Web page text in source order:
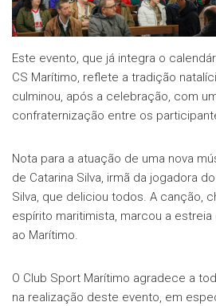
Este evento, que já integra o
CS Marítimo, reflete a tradição
culminou, após a celebração, com
confraternização entre os
Nota para a atuação de uma nova
de Catarina Silva, irmã da jogadora
Silva, que deliciou todos. A canção,
espírito maritimista, marcou a
ao Marítimo.
O Club Sport Marítimo agradece a
na realização deste evento, em